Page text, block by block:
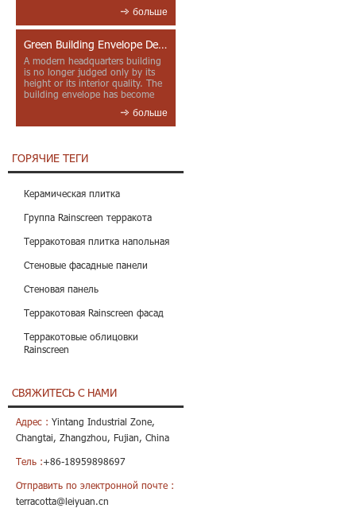
больше
Green Building Envelope Design: Clay Sunscreen Fins for Modern Headquarters Architecture
A modern headquarters building
is no longer judged only by its
height or its interior quality. The
building envelope has become
больше
ГОРЯЧИЕ ТЕГИ
Керамическая плитка
Группа Rainscreen терракота
Терракотовая плитка напольная
Стеновые фасадные панели
Стеновая панель
Терракотовая Rainscreen фасад
Терракотовые облицовки
Rainscreen
СВЯЖИТЕСЬ С НАМИ
Адрес : Yintang Industrial Zone,
Changtai, Zhangzhou, Fujian, China
Тель :+86-18959898697
Отправить по электронной почте :
terracotta@leiyuan.cn